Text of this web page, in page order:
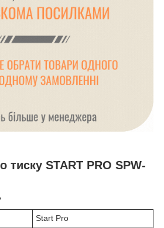
тиску START PRO SPW-
Start Pro